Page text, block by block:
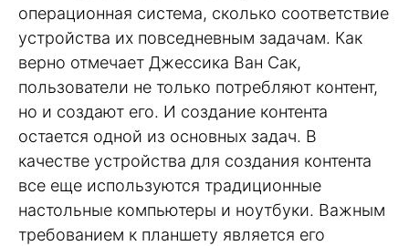
операционная система, сколько соответствие
устройства их повседневным задачам. Как
верно отмечает Джессика Ван Сак,
пользователи не только потребляют контент,
но и создают его. И создание контента
остается одной из основных задач. В
качестве устройства для создания контента
все еще используются традиционные
настольные компьютеры и ноутбуки. Важным
требованием к планшету является его